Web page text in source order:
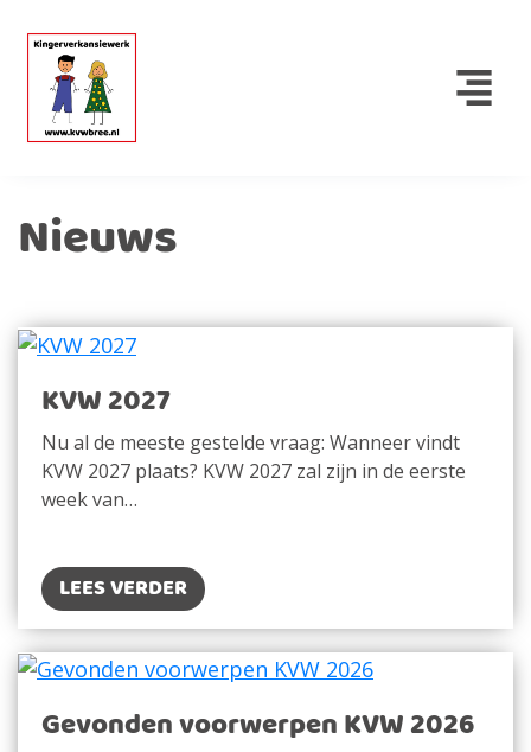
Nieuws
KVW 2027
Nu al de meeste gestelde vraag: Wanneer vindt
KVW 2027 plaats? KVW 2027 zal zijn in de eerste
week van…
LEES VERDER
Gevonden voorwerpen KVW 2026